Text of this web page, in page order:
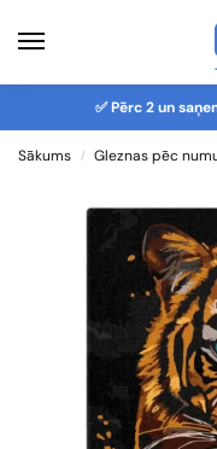
✅ Pērc 2 un
Sākums / Gleznas pēc